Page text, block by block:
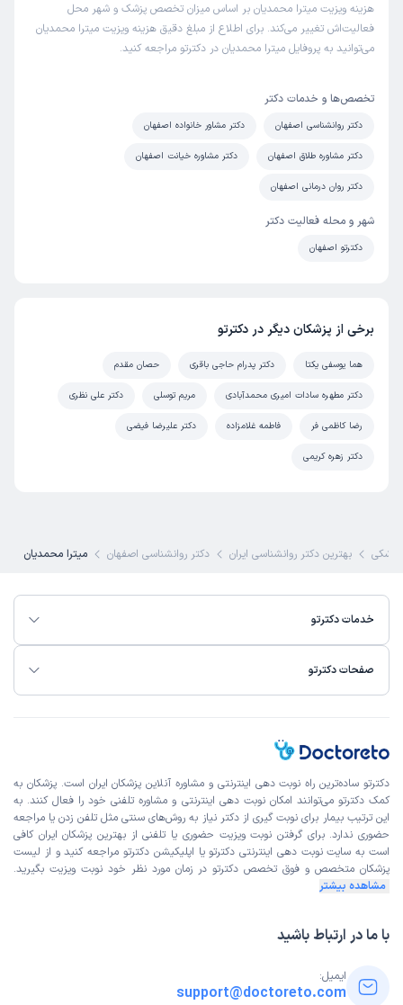
هزینه ویزیت میترا محمدیان بر اساس میزان تخصص پزشک و شهر محل
فعالیت‌اش تغییر می‌کند. برای اطلاع از مبلغ دقیق هزینه ویزیت میترا محمدیان
می‌توانید به پروفایل میترا محمدیان در دکترتو مراجعه کنید.
تخصص‌ها و خدمات دکتر
دکتر روانشناسی اصفهان دکتر مشاور خانواده اصفهان
دکتر مشاوره طلاق اصفهان دکتر مشاوره خیانت اصفهان
دکتر روان درمانی اصفهان
شهر و محله فعالیت دکتر
دکترتو اصفهان
برخی از پزشکان دیگر در دکترتو
هما یوسفی یکتا دکتر پدرام حاجی باقری حصان مقدم
دکتر مطهره سادات امیری محمدآبادی مریم توسلی دکتر علی نظری
رضا کاظمی فر فاطمه غلامزاده دکتر علیرضا فیضی
دکتر زهره کریمی
بهترین دکتر روانشناسی ایران دکتر روانشناسی اصفهان میترا محمدیان
خدمات دکترتو
صفحات دکترتو
دکترتو ساده‌ترین راه نوبت‌ دهی اینترنتی و مشاوره آنلاین پزشکان ایران است. پزشکان به
کمک دکترتو می‌توانند امکان نوبت دهی اینترنتی و مشاوره تلفنی خود را فعال کنند. به
این ترتیب بیمار برای نوبت گیری از دکتر نیاز به روش‌های سنتی مثل تلفن زدن یا مراجعه
حضوری ندارد. برای گرفتن نوبت ویزیت حضوری یا تلفنی از بهترین پزشکان ایران کافی
است به سایت نوبت دهی اینترنتی دکترتو یا اپلیکیشن دکترتو مراجعه کنید و از لیست
پزشکان متخصص و فوق تخصص دکترتو در زمان مورد نظر خود نوبت ویزیت بگیرید.
مشاهده بیشتر
با ما در ارتباط باشید
ایمیل:
support@doctoreto.com